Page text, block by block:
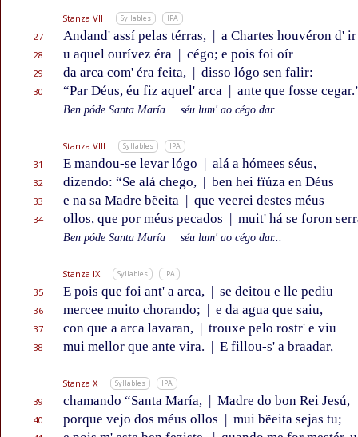
Stanza VII Syllables IPA
27 Andand' assí pelas térras, | a Chartes houvéron d' ir
28 u aquel ourívez éra | cégo; e pois foi oír
29 da arca com' éra feita, | disso lógo sen falir:
30 “Par Déus, éu fiz aquel' arca | ante que fosse
Ben póde Santa María séu lum' ao cégo dar...
Stanza VIII Syllables IPA
31 E mandou-se levar lógo | alá a hómees séus,
32 dizendo: “Se alá chego, | ben hei fïúza en Déus
33 e na sa Madre bẽeita | que veerei destes méus
34 ollos, que por méus pecados | muit' há se foron
Ben póde Santa María séu lum' ao cégo dar...
Stanza IX Syllables IPA
35 E pois que foi ant' a arca, | se deitou e lle pediu
36 mercee muito chorando; | e da agua que saiu,
37 con que a arca lavaran, | trouxe pelo rostr' e viu
38 mui mellor que ante vira. | E fillou-s' a braadar,
Stanza X Syllables IPA
39 chamando “Santa María, | Madre do bon Rei Jesú,
40 porque vejo dos méus ollos | mui bẽeita sejas tu;